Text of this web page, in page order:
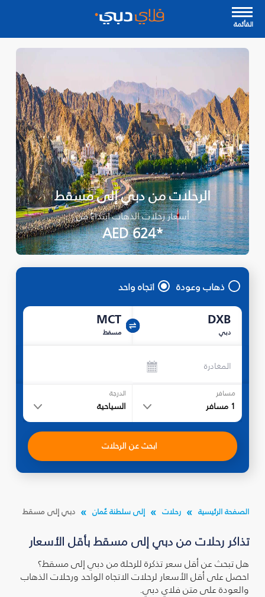
القأئمة
الرحلات من دبي إلى مسقط
أسعار رحلات الذهاب ابتداءً من
*AED 624
ذهاب وعودة اتجاه واحد
DXB
دبي
MCT
مسقط
المغادرة
مسافر
1 مسافر
الدرجة
السياحية
ابحث عن الرحلات
الصفحة الرئيسية رحلات إلى سلطنة عُمان دبي إلى مسقط
تذاكر رحلات من دبي إلى مسقط بأقل الأسعار
هل تبحث عن أقل سعر تذكرة للرحلة من دبي إلى مسقط؟
احصل على أقل الأسعار لرحلات الاتجاه الواحد ورحلات الذهاب
والعودة على متن فلاي دبي.